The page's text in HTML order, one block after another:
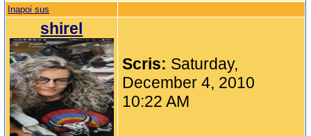
Inapoi sus
shirel
Scris: Saturday,
December 4, 2010
10:22 AM